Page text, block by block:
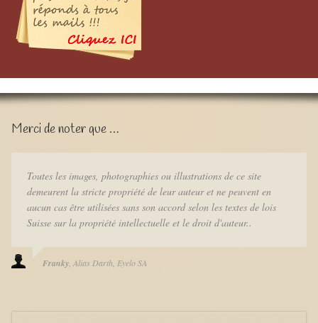
Merci de noter que …
Toutes les images, photographies ou illustrations de ce site
demeurent la stricte propriété de leur auteur et ne peuvent en
aucun cas être utilisées sans son accord selon les textes de lois
Suisse sur la propriété intellectuelle et le droit d'auteur..
Franky Alias Darth Eyelo SA